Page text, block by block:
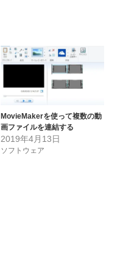
MovieMakerを使って複数の動
画ファイルを連結する
2019年4月13日
ソフトウェア